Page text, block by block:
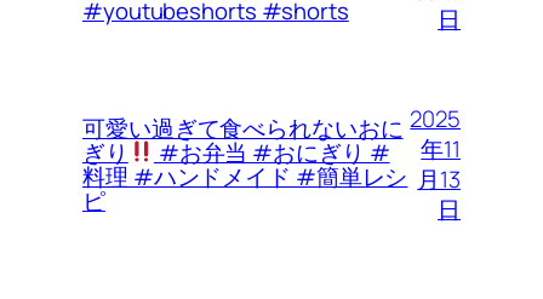
#youtubeshorts #shorts
日
可愛い過ぎて食べられないおに
ぎり #お弁当 #おにぎり #
料理 #ハンドメイド #簡単レシ
ピ
2025
年11
月13
日